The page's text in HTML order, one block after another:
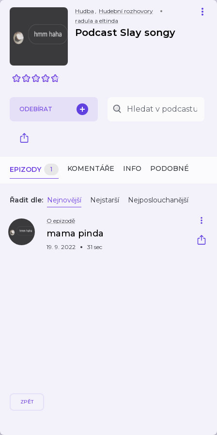
Hudba , Hudební rozhovory
radula a eltinda
Podcast Slay songy
ODEBÍRAT
EPIZODY 1 KOMENTÁŘE INFO PODOBNÉ
Řadit dle: Nejnovější Nejstarší Nejposlouchanější
O epizodě
mama pinda
19. 9. 2022 31 sec
ZPĚT